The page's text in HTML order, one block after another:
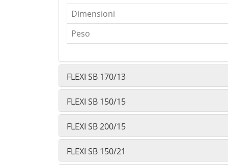
Dimensioni
Peso
FLEXI SB 170/13
FLEXI SB 150/15
FLEXI SB 200/15
FLEXI SB 150/21